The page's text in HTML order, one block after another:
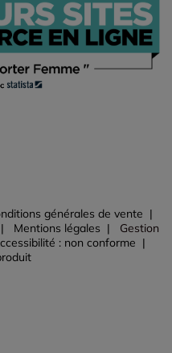
générales de vente
Mentions légales
Gestion
: non conforme